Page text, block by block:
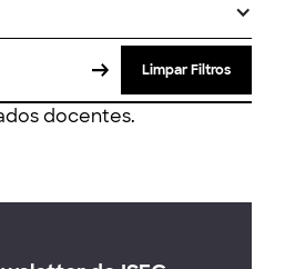
Limpar Filtros
docentes.